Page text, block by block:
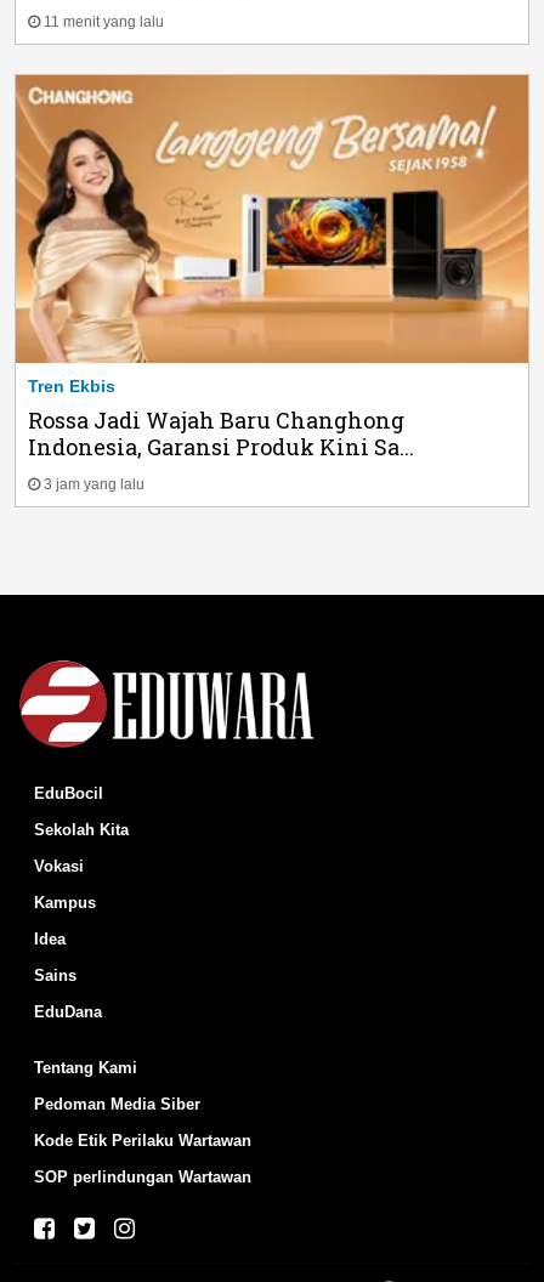
11 menit yang lalu
Tren Ekbis
Rossa Jadi Wajah Baru Changhong
Indonesia, Garansi Produk Kini Sa...
3 jam yang lalu
EduBocil
Sekolah Kita
Vokasi
Kampus
Idea
Sains
EduDana
Tentang Kami
Pedoman Media Siber
Kode Etik Perilaku Wartawan
SOP perlindungan Wartawan